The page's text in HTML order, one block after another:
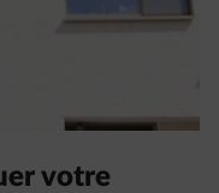
votre